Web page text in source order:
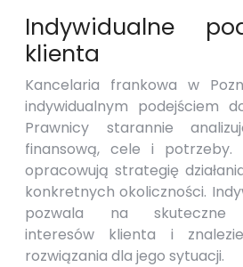
Indywidualne
klienta
Kancelaria frankowa w
indywidualnym podejściem
Prawnicy starannie
finansową, cele i potrzeby.
opracowują strategię
konkretnych okoliczności.
pozwala na skuteczne
interesów klienta i
rozwiązania dla jego sytuacji.